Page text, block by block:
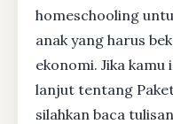
homeschooling
anak yang harus
ekonomi. Jika
lanjut tentang
silahkan baca